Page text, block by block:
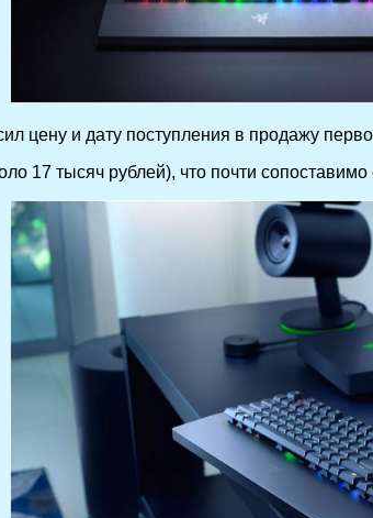
цену и дату поступления в продажу
тысяч рублей), что почти сопоставимо